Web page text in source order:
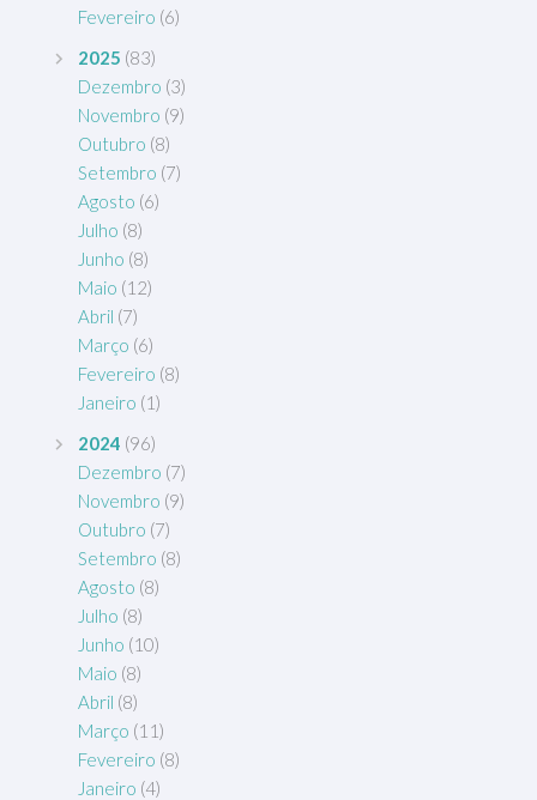
Fevereiro (6)
2025 (83)
Dezembro (3)
Novembro (9)
Outubro (8)
Setembro (7)
Agosto (6)
Julho (8)
Junho (8)
Maio (12)
Abril (7)
Março (6)
Fevereiro (8)
Janeiro (1)
2024 (96)
Dezembro (7)
Novembro (9)
Outubro (7)
Setembro (8)
Agosto (8)
Julho (8)
Junho (10)
Maio (8)
Abril (8)
Março (11)
Fevereiro (8)
Janeiro (4)